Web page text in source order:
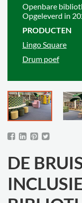
Openbare
Opgeleverd in
PRODUCTEN
Lingo Square
Drum poef
DE